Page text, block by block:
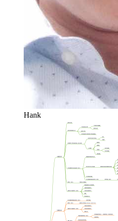
Hank